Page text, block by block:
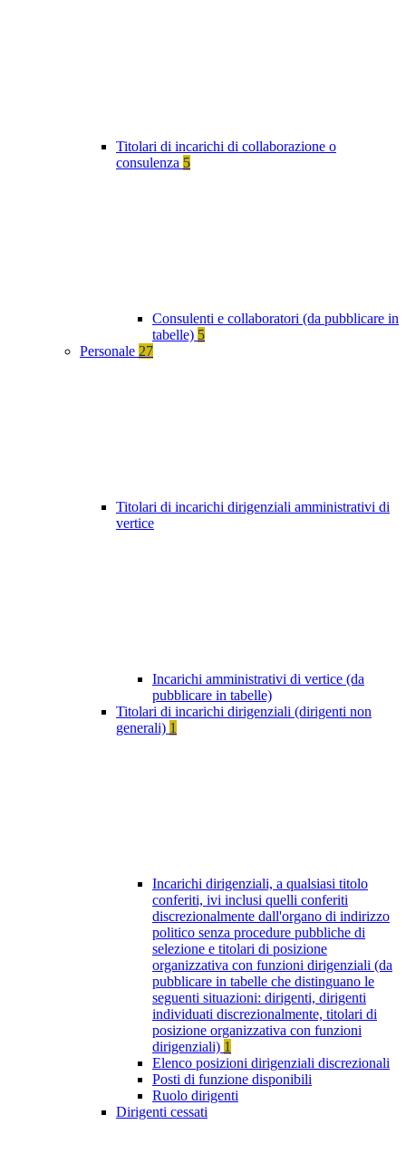
Titolari di incarichi di collaborazione o
consulenza 5
Consulenti e collaboratori (da pubblicare in
tabelle) 5
Personale 27
Titolari di incarichi dirigenziali amministrativi di
vertice
Incarichi amministrativi di vertice (da
pubblicare in tabelle)
Titolari di incarichi dirigenziali (dirigenti non
generali) 1
Incarichi dirigenziali, a qualsiasi titolo
conferiti, ivi inclusi quelli conferiti
discrezionalmente dall'organo di indirizzo
politico senza procedure pubbliche di
selezione e titolari di posizione
organizzativa con funzioni dirigenziali (da
pubblicare in tabelle che distinguano le
seguenti situazioni: dirigenti, dirigenti
individuati discrezionalmente, titolari di
posizione organizzativa con funzioni
dirigenziali) 1
Elenco posizioni dirigenziali discrezionali
Posti di funzione disponibili
Ruolo dirigenti
Dirigenti cessati